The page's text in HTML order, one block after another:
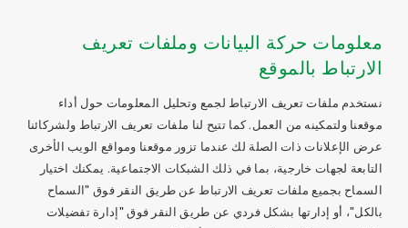
معلومات حركة البيانات وملفات تعريف
الارتباط بالموقع
نستخدم ملفات تعريف الارتباط لجمع وتحليل المعلومات حول أداء
موقعنا ولتمكينه من العمل. كما تتيح لنا ملفات تعريف الارتباط ولشركائنا
عرض الإعلانات ذات الصلة لك عندما تزور موقعنا ومواقع الويب الأخرى
التابعة لجهات خارجية، بما في ذلك الشبكات الاجتماعية. يمكنك اختيار
السماح بجميع ملفات تعريف الارتباط عن طريق النقر فوق "السماح
بالكل"، أو إدارتها بشكل فردي عن طريق النقر فوق "إدارة تفضيلات